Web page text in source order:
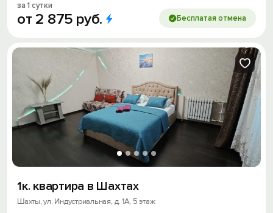
за 1 сутки
от 2 875 руб. Бесплатая отмена
1к. квартира в Шахтах
Шахты, ул. Индустриальная, д. 1А, 5 этаж